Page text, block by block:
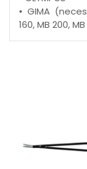
• GIMA
160, MB 200,